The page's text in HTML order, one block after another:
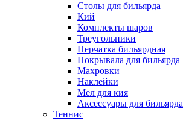
Столы для бильярда
Кий
Комплекты шаров
Треугольники
Перчатка бильярдная
Покрывала для бильярда
Махровки
Наклейки
Мел для кия
Аксессуары для бильярда
Теннис